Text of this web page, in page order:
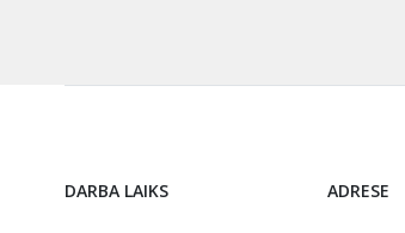
DARBA LAIKS ADRESE